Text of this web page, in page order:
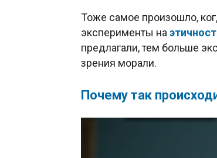
Тоже самое произошло,
эксперименты на
предлагали, тем больше
зрения морали.
Почему так